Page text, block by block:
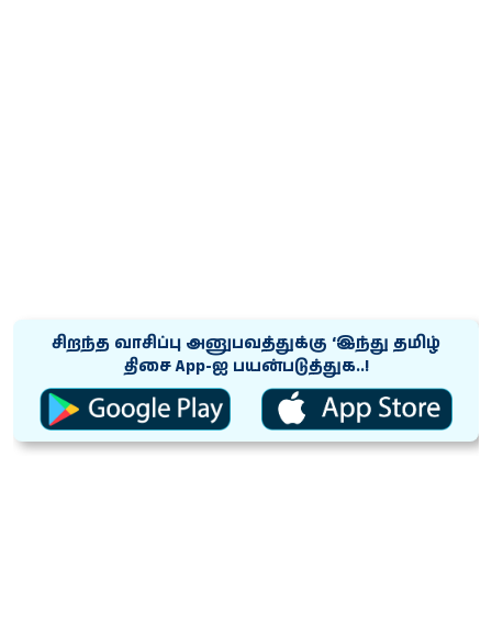
சிறந்த வாசிப்பு அனுபவத்துக்கு ‘இந்து தமிழ்
திசை App-ஐ பயன்படுத்துக..!